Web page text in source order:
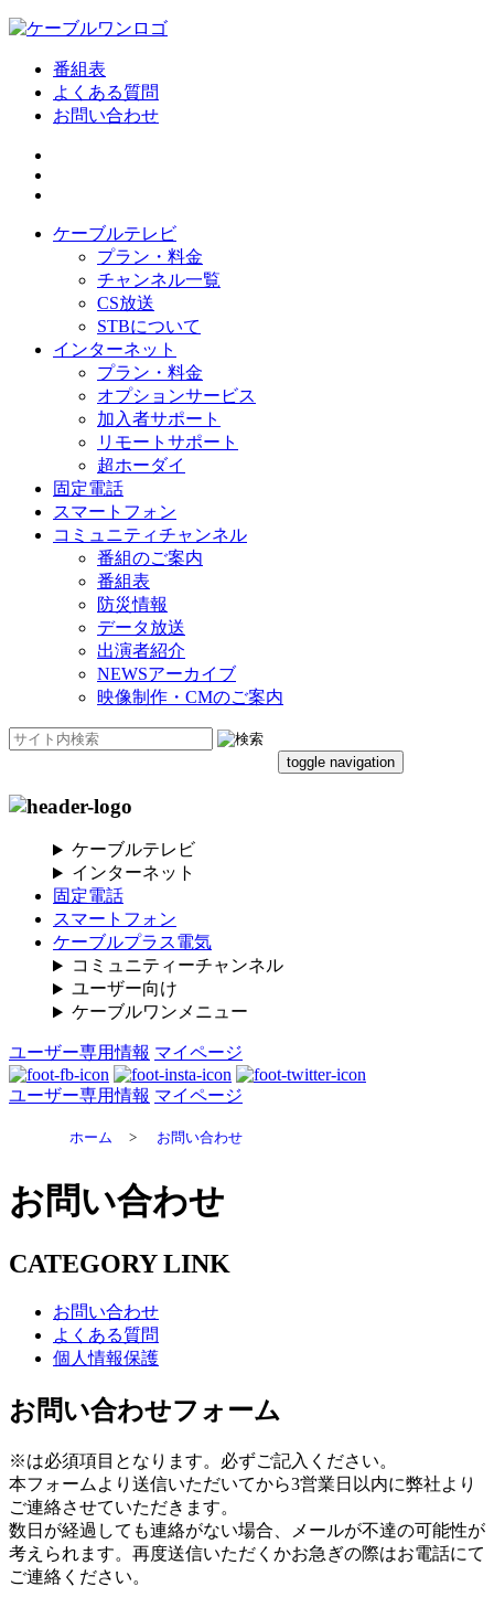
番組表
よくある質問
お問い合わせ
ケーブルテレビ
プラン・料金
チャンネル一覧
CS放送
STBについて
インターネット
プラン・料金
オプションサービス
加入者サポート
リモートサポート
超ホーダイ
固定電話
スマートフォン
コミュニティチャンネル
番組のご案内
番組表
防災情報
データ放送
出演者紹介
NEWSアーカイブ
映像制作・CMのご案内
toggle navigation
ケーブルテレビ
インターネット
固定電話
スマートフォン
ケーブルプラス電気
コミュニティーチャンネル
ユーザー向け
ケーブルワンメニュー
ユーザー専用情報 マイページ
ユーザー専用情報 マイページ
ホーム > お問い合わせ
お問い合わせ
CATEGORY LINK
お問い合わせ
よくある質問
個人情報保護
お問い合わせフォーム
※は必須項目となります。必ずご記入ください。
本フォームより送信いただいてから3営業日以内に弊社より
ご連絡させていただきます。
数日が経過しても連絡がない場合、メールが不達の可能性が
考えられます。再度送信いただくかお急ぎの際はお電話にて
ご連絡ください。